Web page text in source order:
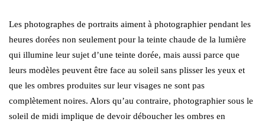
Les photographes de portraits aiment à photographier pendant les
heures dorées non seulement pour la teinte chaude de la lumière
qui illumine leur sujet d’une teinte dorée, mais aussi parce que
leurs modèles peuvent être face au soleil sans plisser les yeux et
que les ombres produites sur leur visages ne sont pas
complètement noires. Alors qu’au contraire, photographier sous le
soleil de midi implique de devoir déboucher les ombres en